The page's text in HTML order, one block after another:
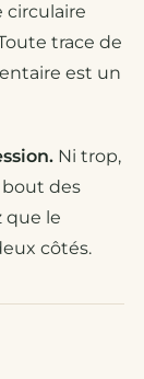
trace de
est un
Ni trop,
bout des
que le
côtés.